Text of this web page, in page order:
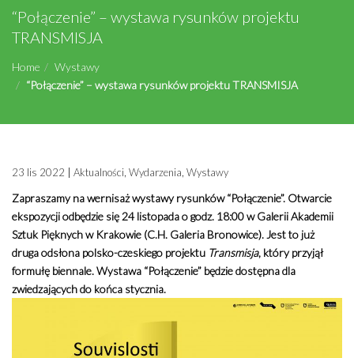
“Połączenie” – wystawa rysunków projektu
TRANSMISJA
Home
Wystawy
“Połączenie” – wystawa rysunków projektu TRANSMISJA
23 lis 2022 Aktualności Wydarzenia Wystawy
Zapraszamy na wernisaż wystawy rysunków “Połączenie”. Otwarcie
ekspozycji odbędzie się 24 listopada o godz. 18:00 w Galerii Akademii
Sztuk Pięknych w Krakowie (C.H. Galeria Bronowice). Jest to już
druga odsłona polsko-czeskiego projektu Transmisja, który przyjął
formułę biennale.Wystawa “Połączenie” będzie dostępna dla
zwiedzających do końca stycznia.